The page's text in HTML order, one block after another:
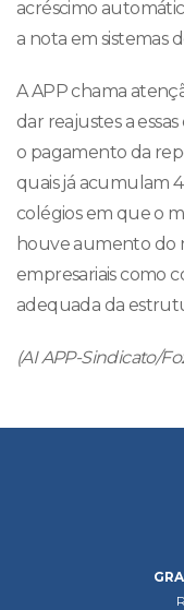
acréscimo
a nota em sistemas
A APP chama
dar reajustes a
o pagamento da
quais já acumulam
colégios em que o
houve aumento do
empresariais como
adequada da
(AI APP-Sindicato/